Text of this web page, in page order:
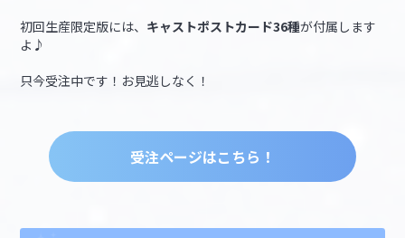
初回生産限定版には、 キャストポストカード36種が付属します
よ♪
只今受注中です！お見逃しなく！
受注ページはこちら！